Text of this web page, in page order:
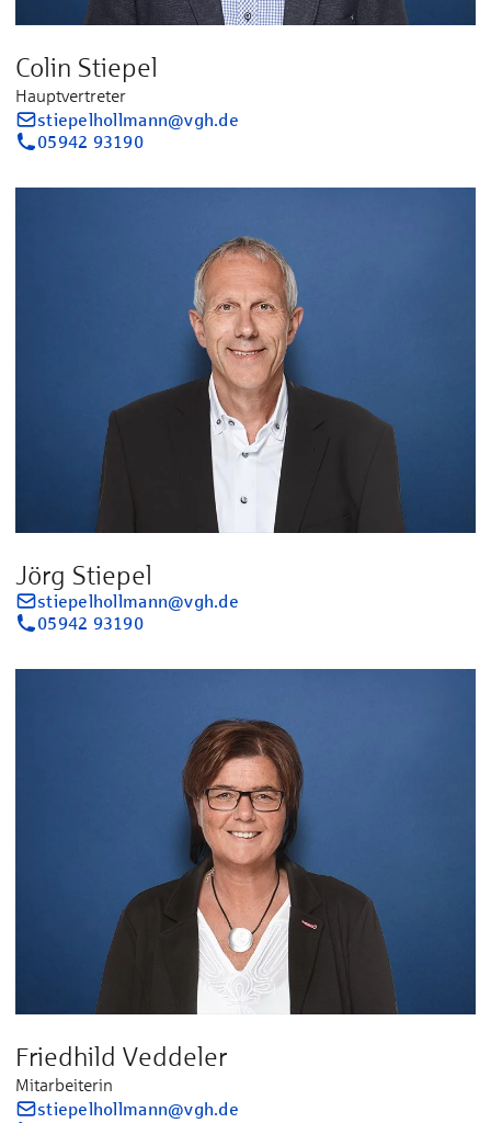
Colin Stiepel
Hauptvertreter
stiepelhollmann@vgh.de
05942 93190
Jörg Stiepel
stiepelhollmann@vgh.de
05942 93190
Friedhild Veddeler
Mitarbeiterin
stiepelhollmann@vgh.de